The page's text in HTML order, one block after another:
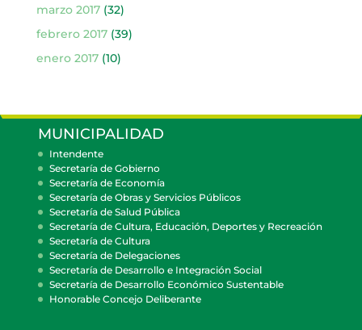
marzo 2017(32)
febrero 2017(39)
enero 2017(10)
MUNICIPALIDAD
Intendente
Secretaría de Gobierno
Secretaría de Economía
Secretaría de Obras y Servicios Públicos
Secretaría de Salud Pública
Secretaría de Cultura, Educación, Deportes y Recreación
Secretaría de Cultura
Secretaría de Delegaciones
Secretaría de Desarrollo e Integración Social
Secretaría de Desarrollo Económico Sustentable
Honorable Concejo Deliberante